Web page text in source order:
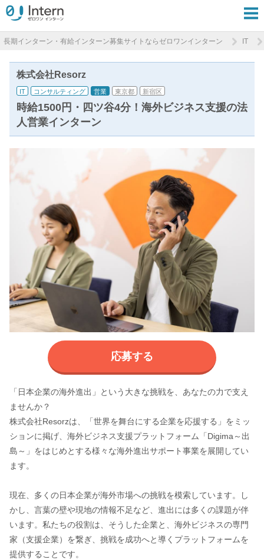
長期インターン・有給インターン募集サイトならゼロワンインターン IT
株式会社Resorz
IT コンサルティング 営業 東京都 新宿区
時給1500円・四ツ谷4分！海外ビジネス支援の法
人営業インターン
応募する
「日本企業の海外進出」という大きな挑戦を、あなたの力で支え
ませんか？
株式会社Resorzは、「世界を舞台にする企業を応援する」をミッ
ションに掲げ、海外ビジネス支援プラットフォーム「Digima～出
島～」をはじめとする様々な海外進出サポート事業を展開してい
ます。
現在、多くの日本企業が海外市場への挑戦を模索しています。し
かし、言葉の壁や現地の情報不足など、進出には多くの課題が伴
います。私たちの役割は、そうした企業と、海外ビジネスの専門
家（支援企業）を繋ぎ、挑戦を成功へと導くプラットフォームを
提供することです。